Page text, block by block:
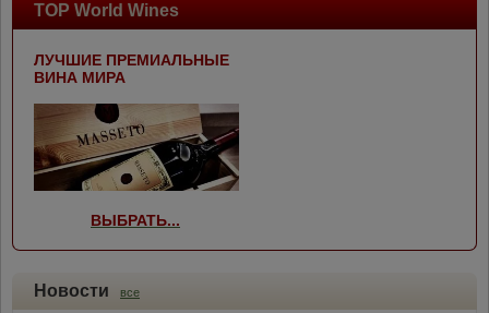
TOP World Wines
ЛУЧШИЕ ПРЕМИАЛЬНЫЕ
ВИНА МИРА
ВЫБРАТЬ...
Новости все